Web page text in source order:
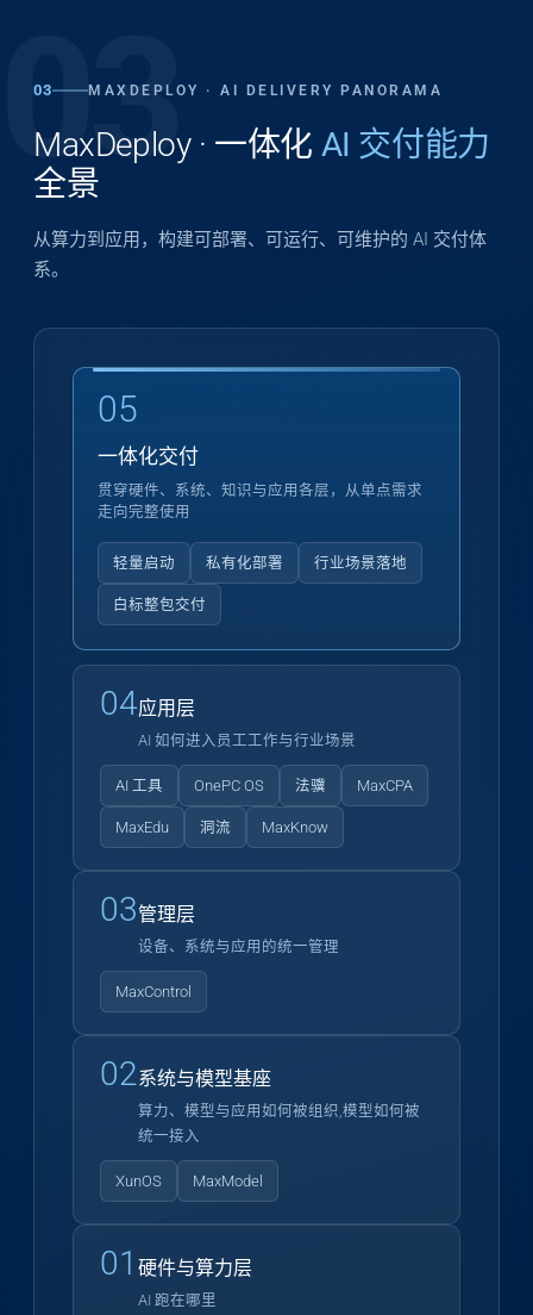
03
03 MAXDEPLOY · AI DELIVERY PANORAMA
MaxDeploy · 一体化 AI 交付能力
全景
从算力到应用，构建可部署、可运行、可维护的 AI 交付体
系。
04应用层
AI 如何进入员工工作与行业场景
AI 工具 OnePC OS 法骥 MaxCPA
MaxEdu 洞流 MaxKnow
03管理层
设备、系统与应用的统一管理
MaxControl
02系统与模型基座
算力、模型与应用如何被组织,模型如何被
统一接入
XunOS MaxModel
01 硬件与算力层
AI 跑在哪里
05
一体化交付
贯穿硬件、系统、知识与应用各层，从单点需求
走向完整使用
轻量启动 私有化部署 行业场景落地
白标整包交付